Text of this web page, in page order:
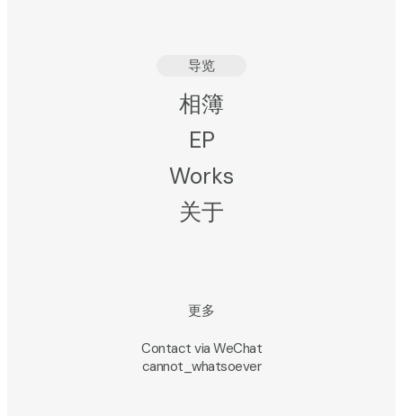
导览
相簿
EP
Works
关于
更多
Contact via WeChat
cannot_whatsoever